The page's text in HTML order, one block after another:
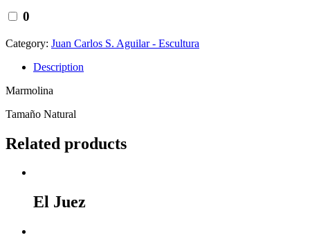
0
Category: Juan Carlos S. Aguilar - Escultura
Description
Marmolina
Tamaño Natural
Related products
El Juez